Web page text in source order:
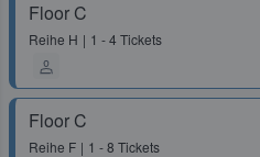
Floor C
Reihe H 1 - 4 Tickets
Floor C
Reihe F 1 - 8 Tickets